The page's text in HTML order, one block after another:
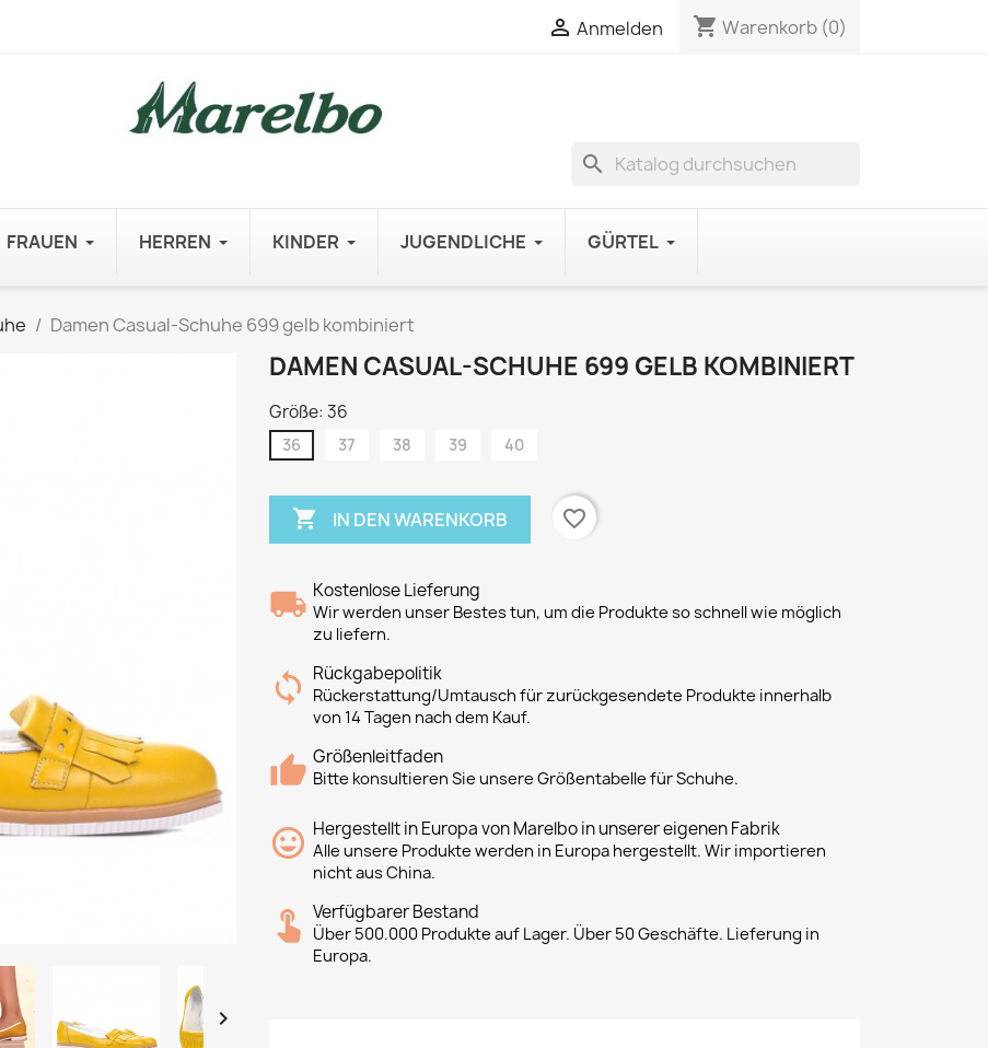
 Anmelden shopping_cart Warenkorb (0)
search
FRAUEN HERREN KINDER JUGENDLICHE GÜRTEL
Damen Casual-Schuhe 699 gelb kombiniert

DAMEN CASUAL-SCHUHE 699 GELB KOMBINIERT
Größe: 36
36 37 38 39 40
 IN DEN WARENKORB favorite_border
Kostenlose Lieferung
Wir werden unser Bestes tun, um die Produkte so schnell wie möglich
zu liefern.
Rückgabepolitik
Rückerstattung/Umtausch für zurückgesendete Produkte innerhalb
von 14 Tagen nach dem Kauf.
Größenleitfaden
Bitte konsultieren Sie unsere Größentabelle für Schuhe.
Hergestellt in Europa von Marelbo in unserer eigenen Fabrik
Alle unsere Produkte werden in Europa hergestellt. Wir importieren
nicht aus China.
Verfügbarer Bestand
Über 500.000 Produkte auf Lager. Über 50 Geschäfte. Lieferung in
Europa.